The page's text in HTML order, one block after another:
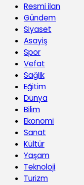
Resmi ilan
Gündem
Siyaset
Asayiş
Spor
Vefat
Sağlik
Eğitim
Dünya
Bilim
Ekonomi
Sanat
Kültür
Yaşam
Teknoloji
Turizm